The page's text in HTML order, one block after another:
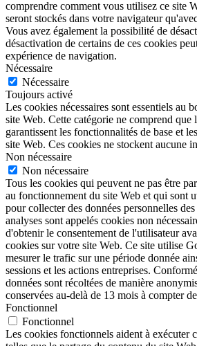
comprendre comment vous utilisez ce site
seront stockés dans votre navigateur
Vous avez également la possibilité de
désactivation de certains de ces cookies
expérience de navigation.
Nécessaire
Nécessaire
Toujours activé
Les cookies nécessaires sont essentiels au
site Web. Cette catégorie ne comprend que
garantissent les fonctionnalités de base et
site Web. Ces cookies ne stockent aucune
Non nécessaire
Non nécessaire
Tous les cookies qui peuvent ne pas être
au fonctionnement du site Web et qui sont
pour collecter des données personnelles
analyses sont appelés cookies non
d'obtenir le consentement de l'utilisateur
cookies sur votre site Web. Ce site utilise
mesurer le trafic sur une période donnée
sessions et les actions entreprises.
données sont récoltées de manière
conservées au-delà de 13 mois à compter
Fonctionnel
Fonctionnel
Les cookies fonctionnels aident à exécuter